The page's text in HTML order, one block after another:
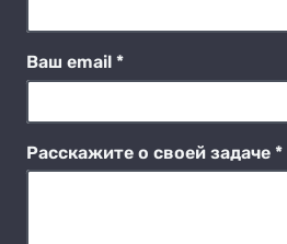
Ваш email *
Расскажите о своей задаче *